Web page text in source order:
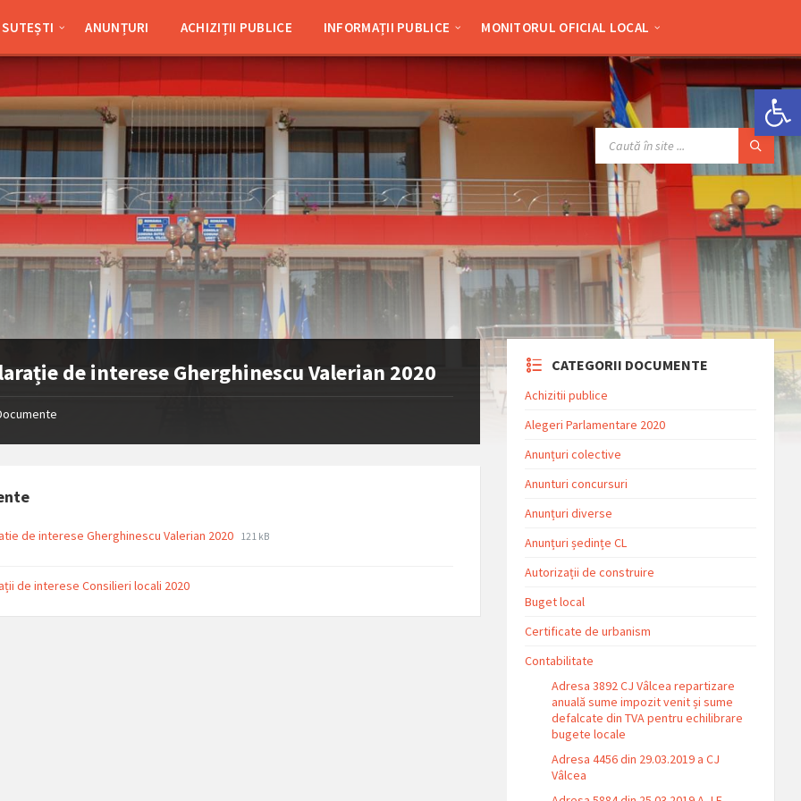
Deschide bara de unelte
ANUNȚURI ACHIZIȚII PUBLICE INFORMAȚII PUBLICE MONITORUL OFICIAL LOCAL
de interese Gherghinescu Valerian 2020
de interese Gherghinescu Valerian 2020 File
File
121 kB
de interese Consilieri locali 2020
CATEGORII DOCUMENTE
Achizitii publice
Alegeri Parlamentare 2020
Anunțuri colective
Anunturi concursuri
Anunțuri diverse
Anunțuri ședințe CL
Autorizații de construire
Buget local
Certificate de urbanism
Contabilitate
Adresa 3892 CJ Vâlcea repartizare
anuală sume impozit venit și sume
defalcate din TVA pentru echilibrare
bugete locale
Adresa 4456 din 29.03.2019 a CJ
Vâlcea